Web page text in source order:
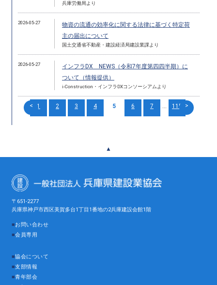
兵庫労働局より
2026-05-27
物資の流通の効率化に関する法律に基づく特定荷
主の届出について
国土交通省不動産・建設経済局建設業課より
2026-05-27
インフラDX NEWS（令和7年度第四四半期）に
ついて（情報提供）
i-Construction・インフラDXコンソーシアムより
< 1 2 3 4 5 6 7 ... 115 >
▲
〒651-2277
兵庫県神戸市西区美賀多台1丁目1番地の2兵庫建設会館1階
■お問い合わせ
■会員専用
■協会について
■支部情報
■青年部会